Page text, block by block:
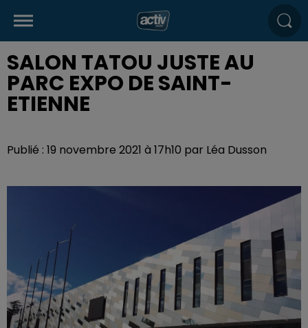
SALON TATOU JUSTE AU
PARC EXPO DE SAINT-
ETIENNE
Publié : 19 novembre 2021 à 17h10 par Léa Dusson